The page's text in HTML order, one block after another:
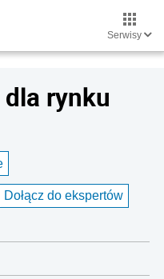
Serwisy
rynku
Dołącz do ekspertów